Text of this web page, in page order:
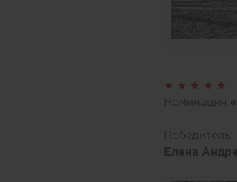
★ ★ ★ ★ ★
Номинация
Елена